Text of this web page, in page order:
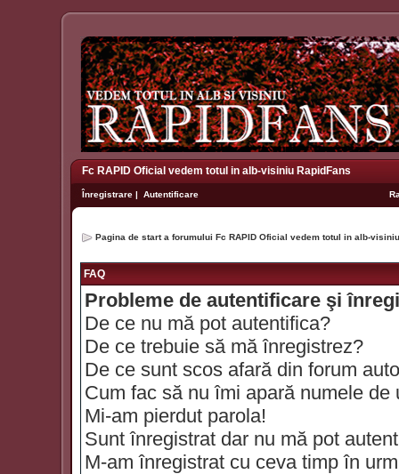
Fc RAPID Oficial vedem totul in alb-visiniu RapidFans
Înregistrare | Autentificare
Pagina de start a forumului Fc RAPID Oficial vedem totul in alb-
FAQ
Probleme de autentificare şi
De ce nu mă pot autentifica?
De ce trebuie să mă înregistrez?
De ce sunt scos afară din forum
Cum fac să nu îmi apară numele
Mi-am pierdut parola!
Sunt înregistrat dar nu mă pot
M-am înregistrat cu ceva timp în